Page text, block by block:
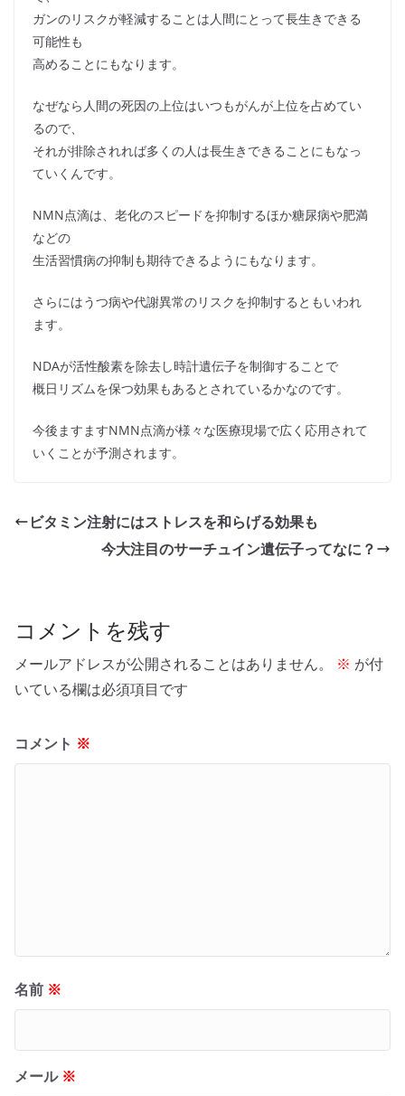
ガンのリスクが軽減することは人間にとって長生きできる
可能性も
高めることにもなります。
なぜなら人間の死因の上位はいつもがんが上位を占めてい
るので、
それが排除されれば多くの人は長生きできることにもなっ
ていくんです。
NMN点滴は、老化のスピードを抑制するほか糖尿病や肥満
などの
生活習慣病の抑制も期待できるようにもなります。
さらにはうつ病や代謝異常のリスクを抑制するともいわれ
ます。
NDAが活性酸素を除去し時計遺伝子を制御することで
概日リズムを保つ効果もあるとされているかなのです。
今後ますますNMN点滴が様々な医療現場で広く応用されて
いくことが予測されます。
ビタミン注射にはストレスを和らげる効果も
今大注目のサーチュイン遺伝子ってなに？
コメントを残す
メールアドレスが公開されることはありません。 ※ が付
いている欄は必須項目です
コメント ※
名前 ※
メール ※